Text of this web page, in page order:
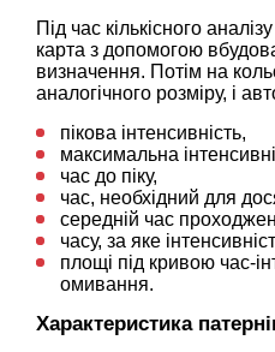
Під час кількісного
карта з допомогою
визначення. Потім на
аналогічного розміру, і
пікова інтенсивність,
максимальна
час до піку,
час, необхідний для
середній час
часу, за яке
площі під кривою час-
омивання.
Характеристика